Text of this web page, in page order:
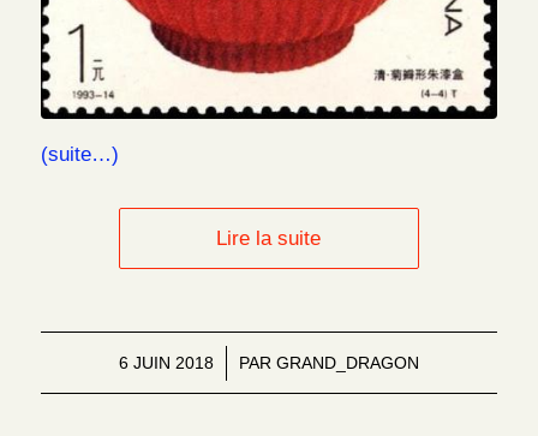
(suite…)
Lire la suite
6 JUIN 2018
/ PAR GRAND_DRAGON